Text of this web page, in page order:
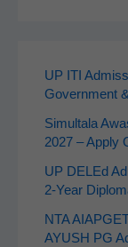
UP ITI
Government
Simultala
2027 – Apply
UP DELEd
2‑Year
NTA
AYUSH PG